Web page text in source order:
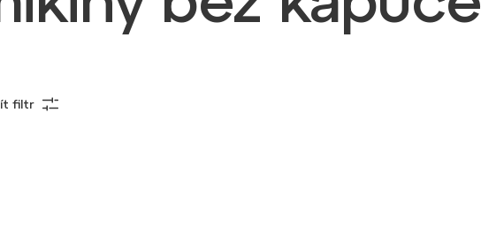
filtr